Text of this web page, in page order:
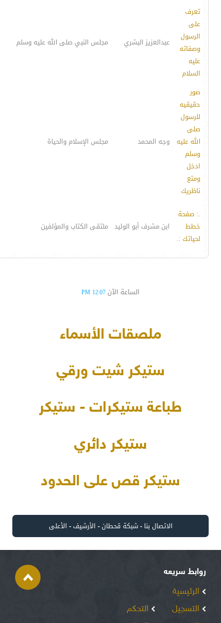
تعرف
على
الرسول
وصفاته
عليه
السلام
عبدالعزيز البشري مجلس النبي صلى الله عليه وسلم
صور
حقيقيه
للرسول
صلى
الله عليه
وسلم
ادخل
ومتع
ناظريك
وجه المحمد مجلس الإسلام والحياة
.: صفحة
خطط
لحياتك :.
ابن مشرف أبو الوليد ملتقى الكتاب والمؤلفين
الساعة الآن 12:07 PM
ملصقات الأسماء
ستيكر شيت ورقي
طباعة ستيكرات - ستيكر
ستيكر دائري
ستيكر قص على الحدود
الاتصال بنا -شبكة قحطان- الأرشيف- الأعلى
روابط سريعه
الرئيسية
التسجيل
التحكم